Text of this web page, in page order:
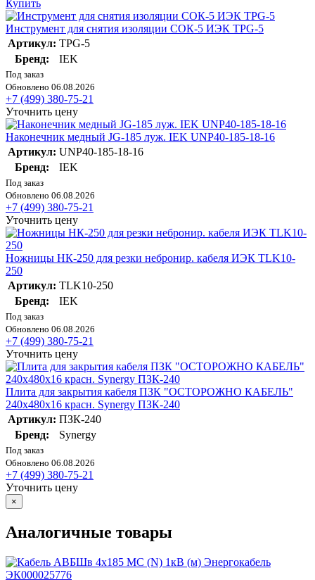
Купить
Инструмент для снятия изоляции СОК-5 ИЭК TPG-5
Артикул: TPG-5
Бренд:
IEK
Под заказ
Обновлено 06.08.2026
+7 (499) 380-75-21
Уточнить цену
Наконечник медный JG-185 луж. IEK UNP40-185-18-16
Артикул: UNP40-185-18-16
Бренд:
IEK
Под заказ
Обновлено 06.08.2026
+7 (499) 380-75-21
Уточнить цену
Ножницы НК-250 для резки небронир. кабеля ИЭК TLK10-
250
Артикул: TLK10-250
Бренд:
IEK
Под заказ
Обновлено 06.08.2026
+7 (499) 380-75-21
Уточнить цену
Плита для закрытия кабеля ПЗК "ОСТОРОЖНО КАБЕЛЬ"
240х480х16 красн. Synergy ПЗК-240
Артикул: ПЗК-240
Бренд:
Synergy
Под заказ
Обновлено 06.08.2026
+7 (499) 380-75-21
Уточнить цену
×
Аналогичные товары